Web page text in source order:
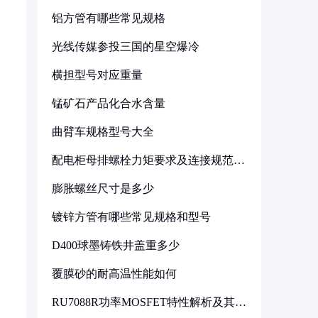
铝方管有哪些常见规格
光线传媒参投三国的星空爆冷
横担型号对应重量
锰矿石产品化合水含量
曲臂车规格型号大全
配电柜母排螺栓力矩要求及连接规范详
膨胀螺丝尺寸是多少
镀锌方管有哪些常见规格和型号
D400球墨铸铁井盖重多少
覆膜砂的耐高温性能如何
RU7088R功率MOSFET特性解析及其在